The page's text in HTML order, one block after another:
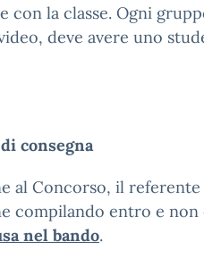
con la classe. Ogni
deve avere uno
consegna
al Concorso, il
compilando entro e
nel bando.